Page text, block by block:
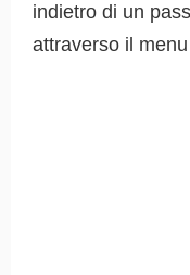
indietro di un
attraverso il